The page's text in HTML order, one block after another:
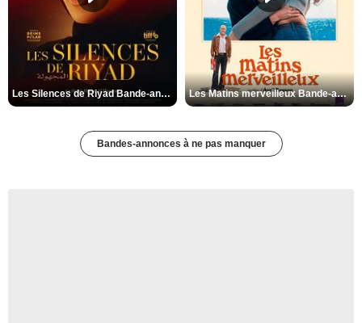
Les Silences de Riyad Bande-annonce VO STFR Les Matins merveilleux Bande-annonce VF
Bandes-annonces à ne pas manquer